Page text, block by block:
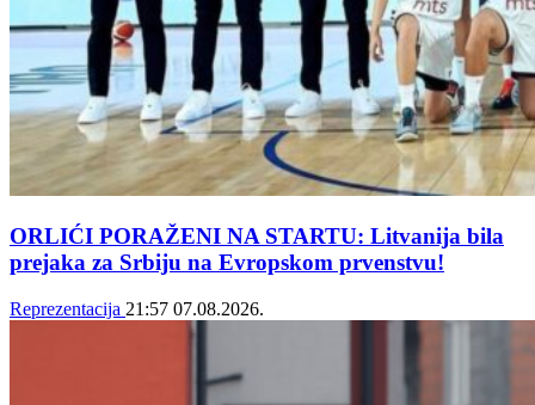
ORLIĆI PORAŽENI NA STARTU: Litvanija bila
prejaka za Srbiju na Evropskom prvenstvu!
Reprezentacija 21:57 07.08.2026.